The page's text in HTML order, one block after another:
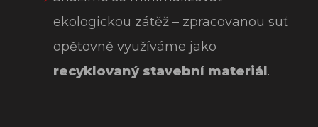
ekologickou zátěž – zpracovanou suť
opětovně využíváme jako
recyklovaný stavební materiál.